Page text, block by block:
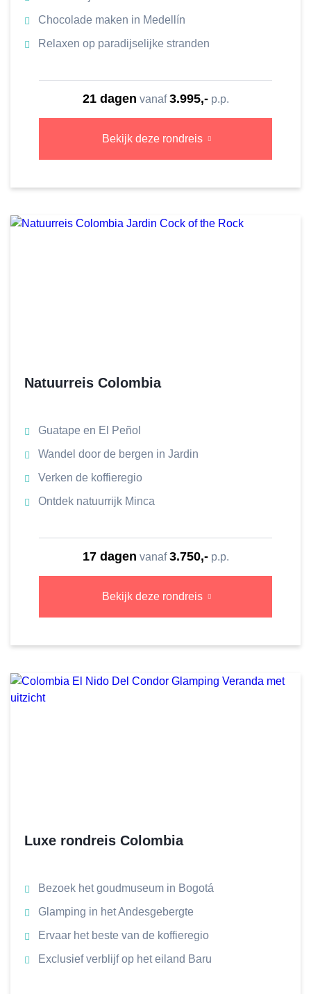
Chocolade maken in Medellín
Relaxen op paradijselijke stranden
21 dagen vanaf3.995,-p.p.
Bekijk deze rondreis
Natuurreis Colombia
Guatape en El Peñol
Wandel door de bergen in Jardin
Verken de koffieregio
Ontdek natuurrijk Minca
17 dagen vanaf3.750,-p.p.
Bekijk deze rondreis
Luxe rondreis Colombia
Bezoek het goudmuseum in Bogotá
Glamping in het Andesgebergte
Ervaar het beste van de koffieregio
Exclusief verblijf op het eiland Baru